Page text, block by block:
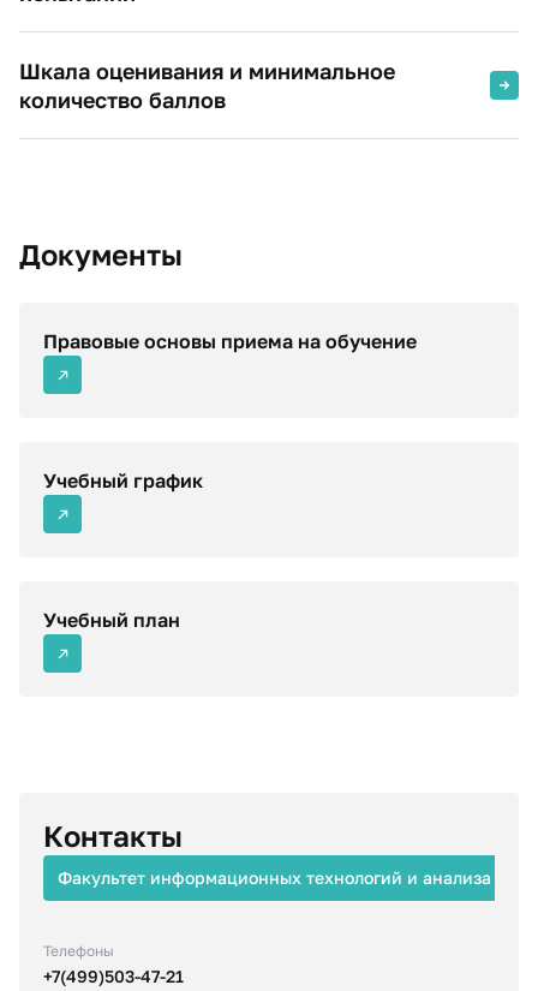
Шкала оценивания и минимальное
количество баллов
Документы
Правовые основы приема на обучение
Учебный график
Учебный план
Контакты
Факультет информационных технологий и анализа
Телефоны
+7(499)503-47-21